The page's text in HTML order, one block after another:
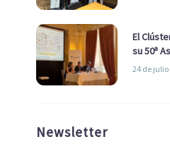
El
su 50ª
24 de julio
Newsletter